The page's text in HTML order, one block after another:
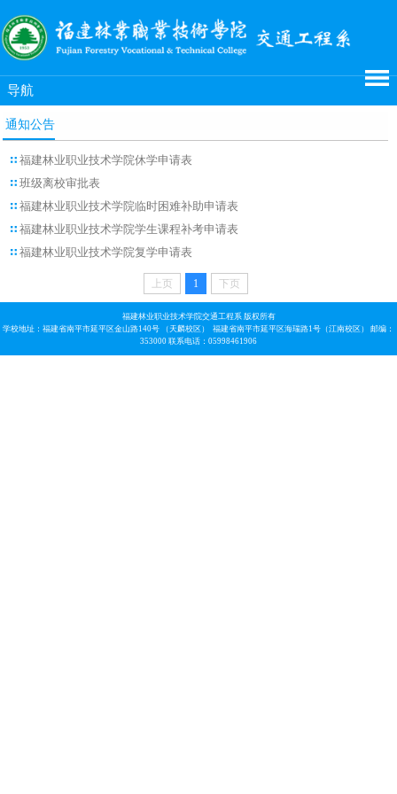
导航
通知公告
福建林业职业技术学院休学申请表
班级离校审批表
福建林业职业技术学院临时困难补助申请表
福建林业职业技术学院学生课程补考申请表
福建林业职业技术学院复学申请表
上页 1 下页
福建林业职业技术学院交通工程系 版权所有
学校地址：福建省南平市延平区金山路140号 （天麟校区） 福建省南平市延平区海瑞路1号（江南校区） 邮编：
353000 联系电话：05998461906